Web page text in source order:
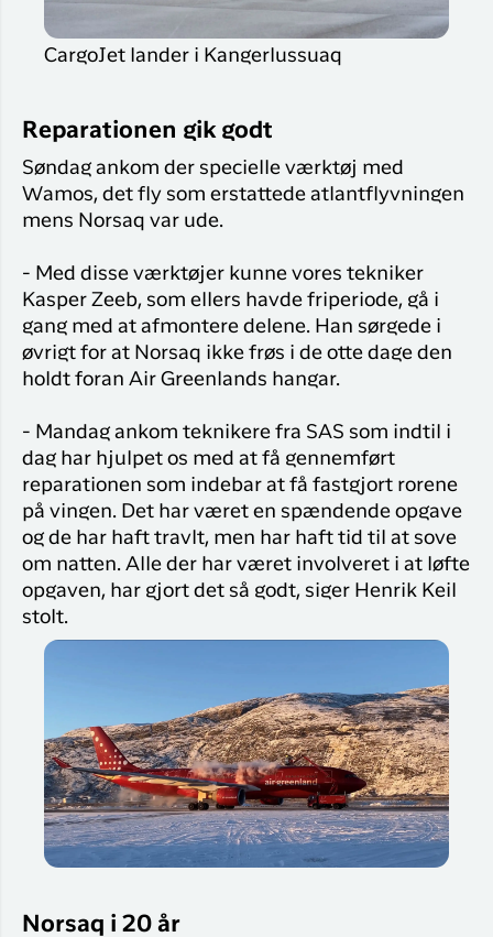
CargoJet lander i Kangerlussuaq
Reparationen gik godt
Søndag ankom der specielle værktøj med
Wamos, det fly som erstattede atlantflyvningen
mens Norsaq var ude.
- Med disse værktøjer kunne vores tekniker
Kasper Zeeb, som ellers havde friperiode, gå i
gang med at afmontere delene. Han sørgede i
øvrigt for at Norsaq ikke frøs i de otte dage den
holdt foran Air Greenlands hangar.
- Mandag ankom teknikere fra SAS som indtil i
dag har hjulpet os med at få gennemført
reparationen som indebar at få fastgjort rorene
på vingen. Det har været en spændende opgave
og de har haft travlt, men har haft tid til at sove
om natten. Alle der har været involveret i at løfte
opgaven, har gjort det så godt, siger Henrik Keil
stolt.
Norsaq i 20 år